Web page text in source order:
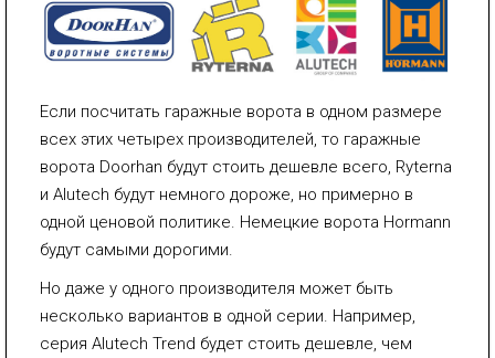
Если посчитать гаражные ворота в одном размере
всех этих четырех производителей, то гаражные
ворота Doorhan будут стоить дешевле всего, Ryterna
и Alutech будут немного дороже, но примерно в
одной ценовой политике. Немецкие ворота Hormann
будут самыми дорогими.
Но даже у одного производителя может быть
несколько вариантов в одной серии. Например,
серия Alutech Trend будет стоить дешевле, чем